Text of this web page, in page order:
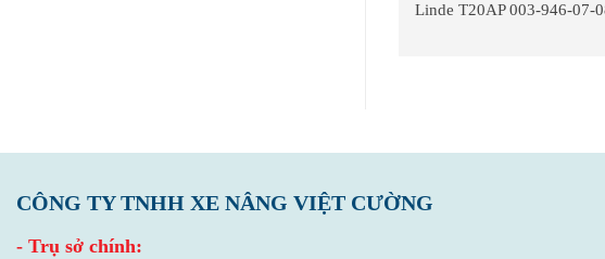
Linde T20AP 003-946-07-
CÔNG TY TNHH XE NÂNG VIỆT CƯỜNG
- Trụ sở chính: